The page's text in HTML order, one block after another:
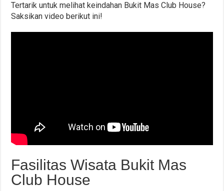
Tertarik untuk melihat keindahan Bukit Mas Club House?
Saksikan video berikut ini!
Fasilitas Wisata Bukit Mas
Club House